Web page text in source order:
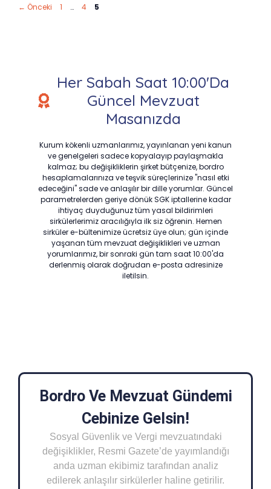
← Önceki Sayfa
1 … Sayfa
4 Sayfa
5
Her Sabah Saat 10:00'da
Güncel Mevzuat
Masanızda
Kurum kökenli uzmanlarımız, yayınlanan yeni kanun
ve genelgeleri sadece kopyalayıp paylaşmakla
kalmaz; bu değişikliklerin şirket bütçenize, bordro
hesaplamalarınıza ve teşvik süreçlerinize "nasıl etki
edeceğini" sade ve anlaşılır bir dille yorumlar. Güncel
parametrelerden geriye dönük SGK iptallerine kadar
ihtiyaç duyduğunuz tüm yasal bildirimleri
sirkülerlerimiz aracılığıyla ilk siz öğrenin. Hemen
sirküler e-bültenimize ücretsiz üye olun; gün içinde
yaşanan tüm mevzuat değişiklikleri ve uzman
yorumlarımız, bir sonraki gün tam saat 10:00'da
derlenmiş olarak doğrudan e-posta adresinize
iletilsin.
Bordro Ve Mevzuat Gündemi
Cebinize Gelsin!
Sosyal Güvenlik ve Vergi mevzuatındaki
değişiklikler, Resmi Gazete’de yayımlandığı
anda uzman ekibimiz tarafından analiz
edilerek anlaşılır sirkülerler haline getirilir.